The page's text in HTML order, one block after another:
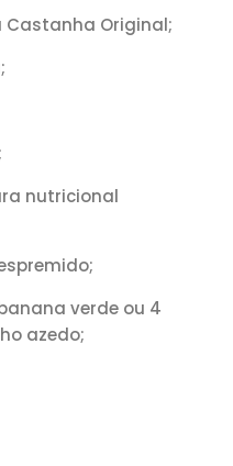
Castanha Original;
nutricional
verde ou 4
azedo;